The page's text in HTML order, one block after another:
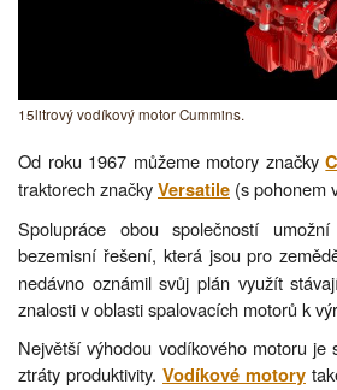
15litrový vodíkový motor Cummins.
Od roku 1967 můžeme motory značky
traktorech značkyVersatile (s pohonem
Spolupráce obou společností
bezemisní řešení, která jsou pro
nedávno oznámil svůj plán využít
znalosti v oblasti spalovacích motorů k
Největší výhodou vodíkového motoru
ztráty produktivity. Vodíkové motory